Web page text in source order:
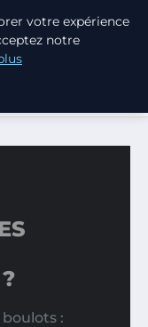
?
:
votre expérience
notre